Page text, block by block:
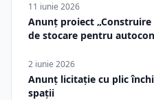
11 iunie 2026
Anunț proiect
de stocare pentru
2 iunie 2026
Anunț licitație cu plic
spații